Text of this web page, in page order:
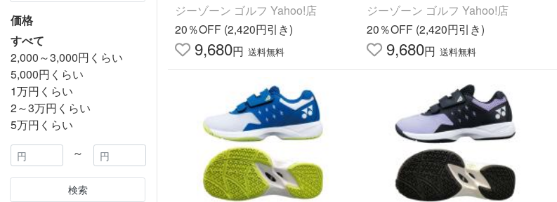
価格
すべて
2,000～3,000円くらい
5,000円くらい
1万円くらい
2～3万円くらい
5万円くらい
～
検索
ジーゾーン ゴルフ Yahoo!店
20％OFF (2,420円引き)
9,680円 送料無料
ジーゾーン ゴルフ Yahoo!店
20％OFF (2,420円引き)
9,680円 送料無料